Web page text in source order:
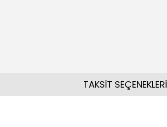
TAKSİT SEÇENEKLERİ